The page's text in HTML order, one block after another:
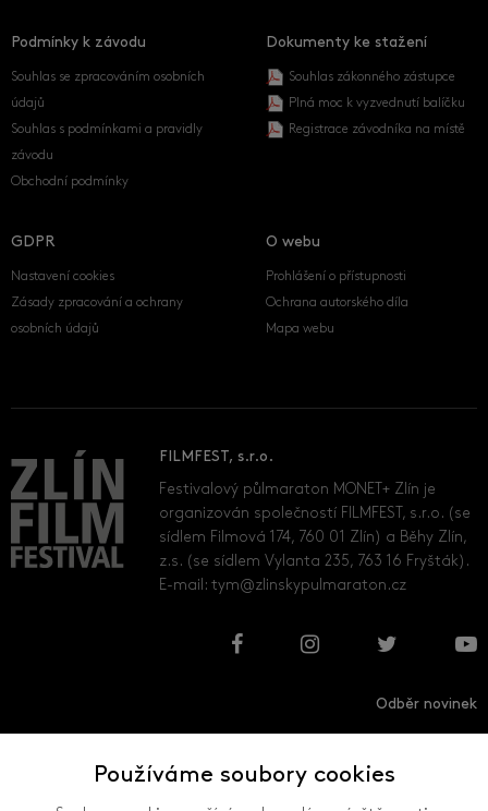
Podmínky k závodu
Souhlas se zpracováním osobních
údajů
Souhlas s podmínkami a pravidly
závodu
Obchodní podmínky
Dokumenty ke stažení
Souhlas zákonného zástupce
Plná moc k vyzvednutí balíčku
Registrace závodníka na místě
GDPR
Nastavení cookies
Zásady zpracování a ochrany
osobních údajů
O webu
Prohlášení o přístupnosti
Ochrana autorského díla
Mapa webu
FILMFEST, s.r.o.
Festivalový půlmaraton MONET+ Zlín je
organizován společností FILMFEST, s.r.o. (se
sídlem Filmová 174, 760 01 Zlín) a Běhy Zlín,
z.s. (se sídlem Vylanta 235, 763 16 Fryšták).
E-mail:tym@zlinskypulmaraton.cz
Odběr novinek
Používáme soubory cookies